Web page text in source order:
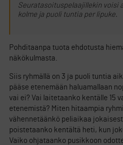
Seuratasoituspelaajillekin voisi
kolme ja puoli tuntia per lipuke.
Pohditaanpa tuota ehdotusta
näkökulmasta.
Siis ryhmällä on 3 ja puoli tuntia
pääse etenemään haluamallaan
vai ei? Vai laitetaanko kentälle 15
etenemistä? Miten hitaampia
vähennetäänkö peliaikaa
poistetaanko kentältä heti, kun
Vaiko ohjataanko pusikkoon